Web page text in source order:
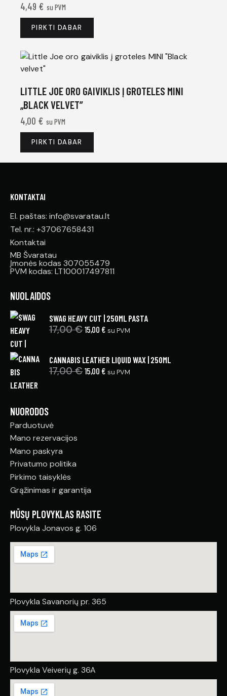
4,49 € su PVM
PIRKTI DABAR
LITTLE JOE ORO GAIVIKLIS Į GROTELES MINI
„BLACK VELVET”
4,00 € su PVM
PIRKTI DABAR
KONTAKTAI
El. paštas: info@svaratau.lt
Tel. nr.: +37067658431
Kontaktai
MB Švaratau
Įmonės kodas 307055479
PVM kodas: LT100017497811
NUOLAIDOS
SWAG HEAVY CUT | 250ML PASTA
17,00€ 15,00 € su PVM
CANNABIS LEATHER LIQUID WAX | 250ML
17,00€ 15,00 € su PVM
NUORODOS
Parduotuvė
Mano rezervacijos
Mano paskyra
Privatumo politika
Pirkimo taisyklės
Grąžinimas ir garantija
MŪSŲ PLOVYKLAS RASITE
Plovykla Jonavos g. 106
Plovykla Savanorių pr. 365
Plovykla Veiverių g. 36A